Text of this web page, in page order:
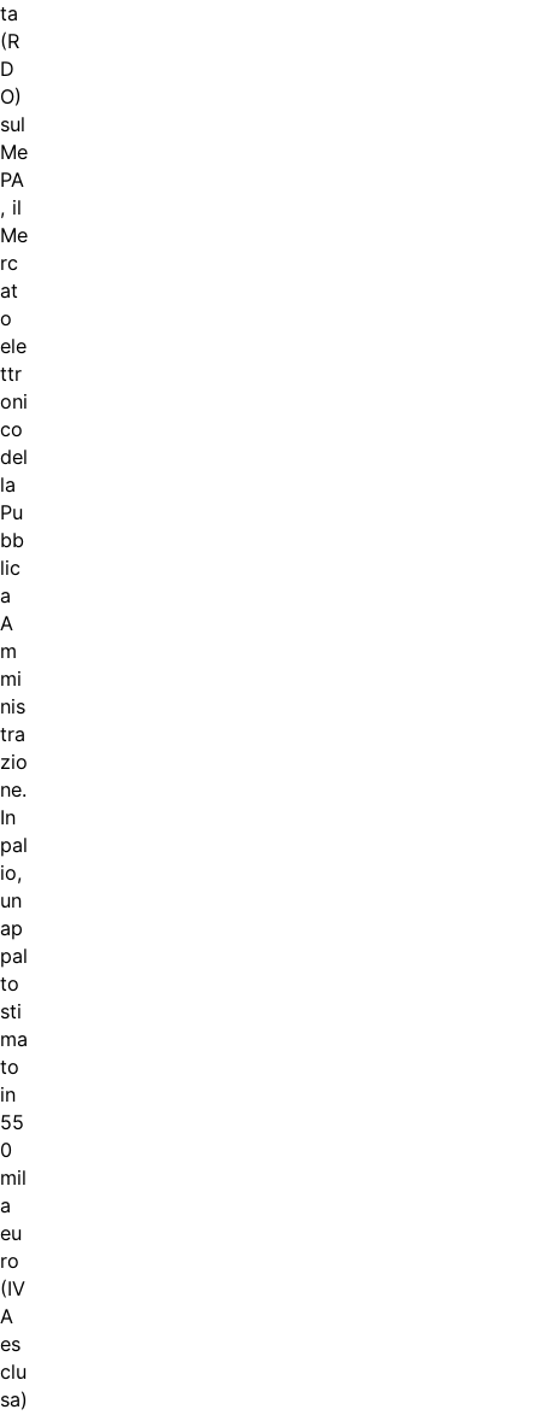
ta
(R
D
O)
sul
Me
PA
, il
Me
rc
at
o
ele
ttr
oni
co
del
la
Pu
bb
lic
a
A
m
mi
nis
tra
zio
ne.
In
pal
io,
un
ap
pal
to
sti
ma
to
in
55
0
mil
a
eu
ro
(IV
A
es
clu
sa)